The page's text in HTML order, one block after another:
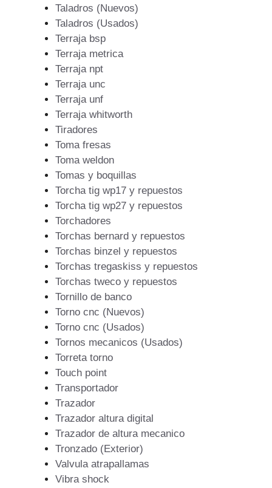
Taladros (Nuevos)
Taladros (Usados)
Terraja bsp
Terraja metrica
Terraja npt
Terraja unc
Terraja unf
Terraja whitworth
Tiradores
Toma fresas
Toma weldon
Tomas y boquillas
Torcha tig wp17 y repuestos
Torcha tig wp27 y repuestos
Torchadores
Torchas bernard y repuestos
Torchas binzel y repuestos
Torchas tregaskiss y repuestos
Torchas tweco y repuestos
Tornillo de banco
Torno cnc (Nuevos)
Torno cnc (Usados)
Tornos mecanicos (Usados)
Torreta torno
Touch point
Transportador
Trazador
Trazador altura digital
Trazador de altura mecanico
Tronzado (Exterior)
Valvula atrapallamas
Vibra shock